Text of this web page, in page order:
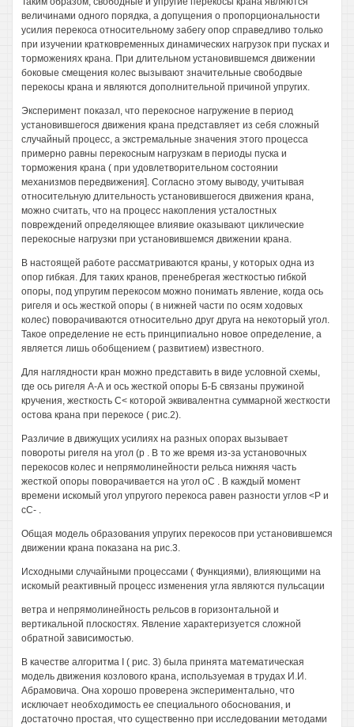
величинами одного порядка, а допущения о пропорциональности
усилия перекоса относительному забегу опор справедливо только
при изучении кратковременных динамических нагрузок при пусках и
торможениях крана. При длительном установившемся движении
боковые смещения колес вызывают значительные свободвые
перекосы крана и являются дополнительной причиной упругих.
Эксперимент показал, что перекосное нагружение в период
установившегося движения крана представляет из себя сложный
случайный процесс, а экстремальные значения этого процесса
примерно равны перекосным нагрузкам в периоды пуска и
торможения крана ( при удовлетворительном состоянии
механизмов передвижения]. Согласно этому выводу, учитывая
относительную длительность установившегося движения крана,
можно считать, что на процесс накопления усталостных
повреждений определяющее влиявие оказывают циклические
перекосные нагрузки при установившемся движении крана.
В настоящей работе рассматриваются краны, у которых одна из
опор гибкая. Для таких кранов, пренебрегая жесткостью гибкой
опоры, под упругим перекосом можно понимать явление, когда ось
ригеля и ось жесткой опоры ( в нижней части по осям ходовых
колес) поворачиваются относительно друг друга на некоторый угол.
Такое определение не есть принципиально новое определение, а
является лишь обобщением ( развитием) известного.
Для наглядности кран можно представить в виде условной схемы,
где ось ригеля А-А и ось жесткой опоры Б-Б связаны пружиной
кручения, жесткость С< которой эквивалентна суммарной жесткости
остова крана при перекосе ( рис.2).
Различие в движущих усилиях на разных опорах вызывает
повороты ригеля на угол (р . В то же время из-за установочных
перекосов колес и непрямолинейности рельса нижняя часть
жесткой опоры поворачивается на угол оС . В каждый момент
времени искомый угол упругого перекоса равен разности углов <Р и
сС- .
Общая модель образования упругих перекосов при установившемся
движении крана показана на рис.3.
Исходными случайными процессами ( Функциями), влияющими на
искомый реактивный процесс изменения угла являются пульсации
ветра и непрямолинейность рельсов в горизонтальной и
вертикальной плоскостях. Явление характеризуется сложной
обратной зависимостью.
В качестве алгоритма I ( рис. 3) была принята математическая
модель движения козлового крана, используемая в трудах И.И.
Абрамовича. Она хорошо проверена экспериментально, что
исключает необходимость ее специального обоснования, и
достаточно простая, что существенно при исследовании методами